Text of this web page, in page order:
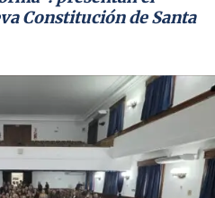
Constitución de Santa